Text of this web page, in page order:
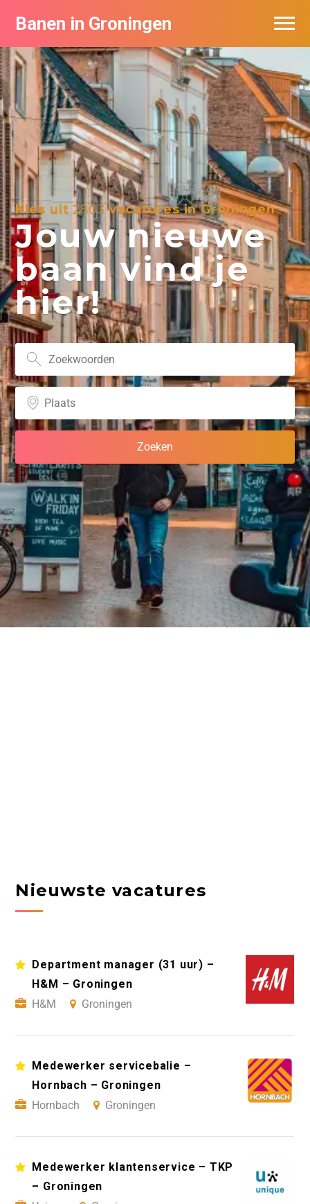
Banen in Groningen
Kies uit2803vacatures in Groningen
Jouw nieuwe
baan vind je
hier!
Nieuwste vacatures
Department manager (31 uur) –
H&M – Groningen
H&M
Groningen
Medewerker servicebalie –
Hornbach – Groningen
Hornbach
Groningen
Medewerker klantenservice – TKP
– Groningen
Vacatures per bedrijf
De populairste vacatures in Groningen
Nieuwsbrief feed